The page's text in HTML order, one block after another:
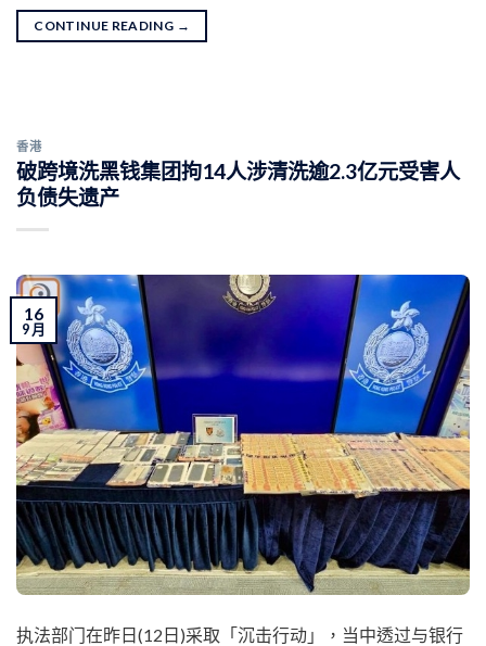
CONTINUE READING →
香港
破跨境洗黑钱集团拘14人涉清洗逾2.3亿元受害人
负债失遗产
16
9 月
执法部门在昨日(12日)采取「沉击行动」，当中透过与银行